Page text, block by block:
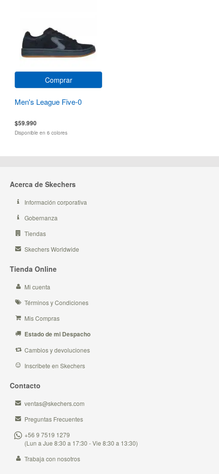
Comprar
Men's League Five-0
$59.990
Disponible en 6 colores
Acerca de Skechers
Información corporativa
Gobernanza
Tiendas
Skechers Worldwide
Tienda Online
Mi cuenta
Términos y Condiciones
Mis Compras
Estado de mi Despacho
Cambios y devoluciones
Inscribete en Skechers
Contacto
ventas@skechers.com
Preguntas Frecuentes
+56 9 7519 1279
(Lun a Jue 8:30 a 17:30 - Vie 8:30 a 13:30)
Trabaja con nosotros